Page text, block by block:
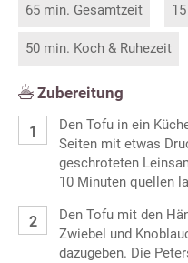
65 min. Gesamtzeit
50 min. Koch & Ruhezeit
Zubereitung
Den Tofu in ein
Seiten mit etwas
geschroteten
10 Minuten quellen
Den Tofu mit den
Zwiebel und
dazugeben. Die